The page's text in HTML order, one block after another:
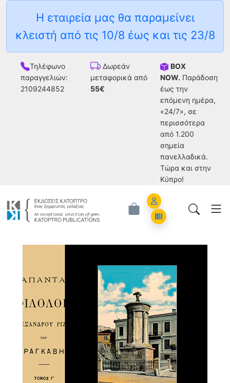
Η εταιρεία μας θα παραμείνει
κλειστή από τις 10/8 έως και τις 23/8
Τηλέφωνο
παραγγελιών:
2109244852
Δωρεάν
μεταφορικά από
55€
BOX
NOW. Παράδοση
έως την
επόμενη ημέρα,
«24/7», σε
περισσότερα
από 1.200
σημεία
πανελλαδικά.
Tώρα και στην
Κύπρο!
Account
Orders